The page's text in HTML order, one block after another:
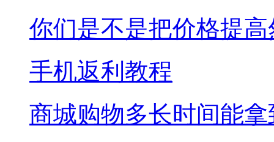
你们是不是把价格提
手机返利教程
商城购物多长时间能